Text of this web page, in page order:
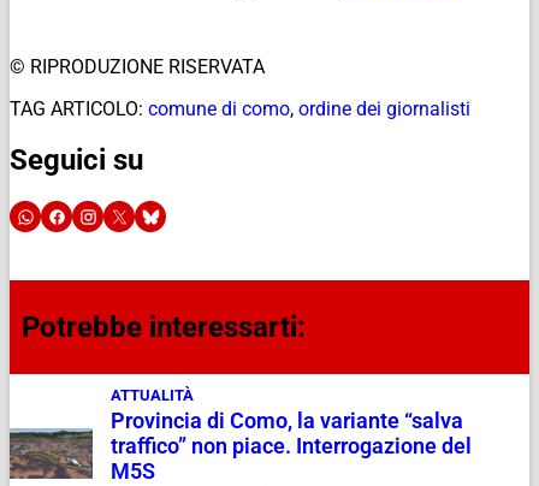
© RIPRODUZIONE RISERVATA
TAG ARTICOLO: comune di como, ordine dei giornalisti
Seguici su
Potrebbe interessarti:
ATTUALITÀ
Provincia di Como, la variante “salva
traffico” non piace. Interrogazione del
M5S